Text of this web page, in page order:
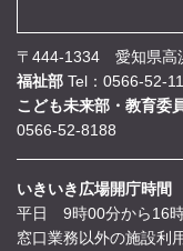
〒444-1334 愛知県高
福祉部 Tel：0566-52-
こども未来部・教育委
0566-52-8188
いきいき広場開庁時間
平日 9時00分から16
窓口業務以外の施設